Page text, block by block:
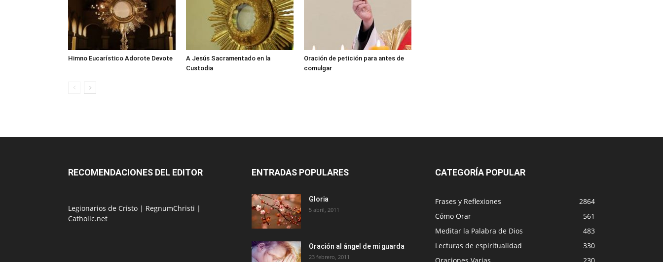
Himno Eucarístico Adorote Devote
A Jesús Sacramentado en la
Custodia
Oración de petición para antes de
comulgar
RECOMENDACIONES DEL EDITOR
Legionarios de Cristo | RegnumChristi |
Catholic.net
ENTRADAS POPULARES
Gloria
5 abril, 2011
Oración al ángel de mi guarda
23 febrero, 2011
CATEGORÍA POPULAR
Frases y Reflexiones
2864
Cómo Orar
561
Meditar la Palabra de Dios
483
Lecturas de espiritualidad
330